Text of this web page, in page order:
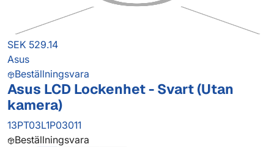
SEK 529.14
Asus
Beställningsvara
Asus LCD Lockenhet - Svart (Utan
kamera)
13PT03L1P03011
Beställningsvara